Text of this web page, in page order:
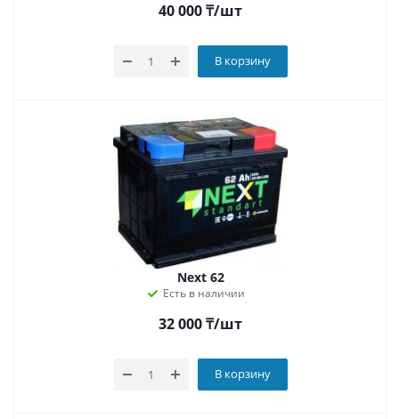
40 000₸/шт
В корзину
Next 62
Есть в наличии
32 000₸/шт
В корзину